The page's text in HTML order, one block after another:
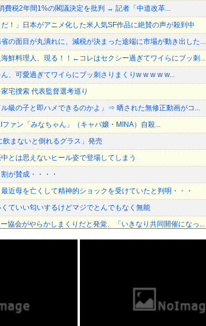
費税2年間1%の閣議決定を批判 → 記者「中道改革...
！」日本がアニメ化した米人気SF作品に絶賛の声が殺到中
の面目が丸潰れに、減税が決まった途端に市場が動き出した...
海鮮料理人、現る！！←コレはセクシー過ぎてワイらにブッ刺...
、可愛過ぎてワイらにブッ刺さりまくりw w w w w...
宅捜索 代表監督選考巡り
級の子と即ハメできるのかよ」⇒ 晒された無修正動画がコ...
ファン「みなちゃん」（キャバ嬢・MINA）自殺...
飲まないと倒れるグラス」発売
とは思えないヒール姿で登場してしまう
が賛成・・・・
近母を亡くして精神的ショックを受けていたと判明・・・
ていい匂いするけどマジでとんでもなく無能
協会がやらかしまくりだと発覚、「いきなり共同開催になっ...
ぷりがすごい」と報ステ大越キャスターの台詞に視聴者絶句...
やオホーツク海で軍事演習開始…ウクライナ支援続ける日本...
通に会話。コーチ「今10段階で6ぐらい。来た時は0だっ...
奴はバカ。ホストの初回なら居酒屋より安く飲めてイケメン...